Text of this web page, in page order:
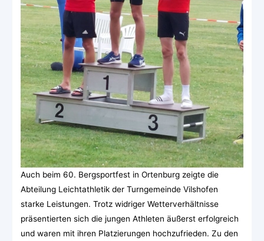
Auch beim 60. Bergsportfest in Ortenburg zeigte die
Abteilung Leichtathletik der Turngemeinde Vilshofen
starke Leistungen. Trotz widriger Wetterverhältnisse
präsentierten sich die jungen Athleten äußerst erfolgreich
und waren mit ihren Platzierungen hochzufrieden. Zu den